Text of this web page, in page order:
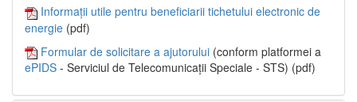
Informații utile pentru beneficiarii tichetului electronic de
energie (pdf)
Formular de solicitare a ajutorului (conform platformei a
ePIDS - Serviciul de Telecomunicații Speciale - STS) (pdf)